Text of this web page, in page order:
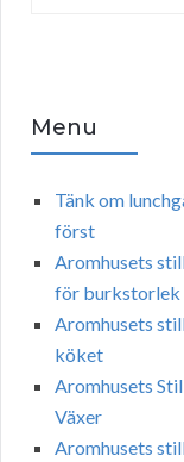
Menu
Tänk om
först
Aromhusets
för burkstorlek
Aromhusets
köket
Aromhusets
Växer
Aromhusets